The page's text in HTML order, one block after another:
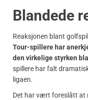
Blandede
Reaksjonen blant
Tour-spillere har
den virkelige styrken
spillere har falt
ligaen.
Det har vært foreslått at